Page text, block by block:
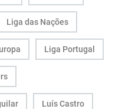
Liga das Nações
Liga Portugal
Luís Castro